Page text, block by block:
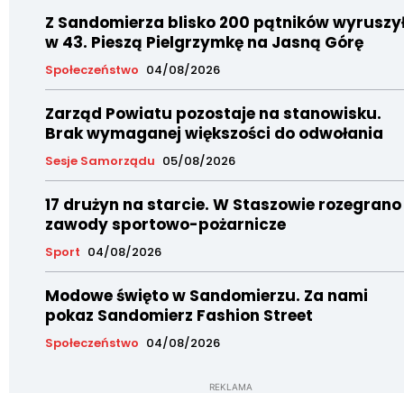
Z Sandomierza blisko 200 pątników
w 43. Pieszą Pielgrzymkę na Jasną Górę
Społeczeństwo 04/08/2026
Zarząd Powiatu pozostaje na stanowisku.
Brak wymaganej większości do odwołania
Sesje Samorządu 05/08/2026
17 drużyn na starcie. W Staszowie rozegrano
zawody sportowo-pożarnicze
Sport 04/08/2026
Modowe święto w Sandomierzu. Za nami
pokaz Sandomierz Fashion Street
Społeczeństwo 04/08/2026
REKLAMA